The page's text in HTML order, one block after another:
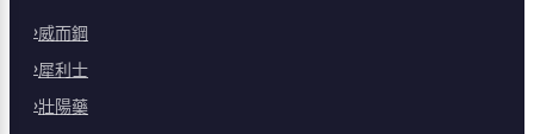
威而鋼
犀利士
壯陽藥